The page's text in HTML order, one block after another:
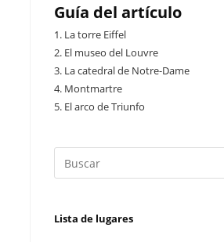
Guía del artículo
1. La torre Eiffel
2. El museo del Louvre
3. La catedral de Notre-Dame
4. Montmartre
5. El arco de Triunfo
Lista de lugares